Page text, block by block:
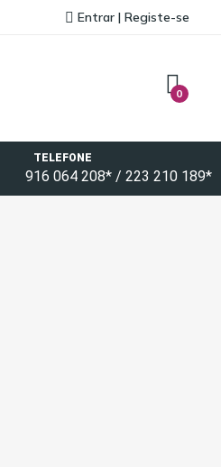
Entrar | Registe-se
0
TELEFONE
916 064 208* / 223 210 189*